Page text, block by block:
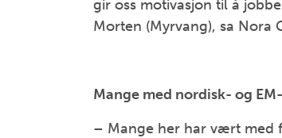
gir oss motivasjon til å
Morten (Myrvang), sa Nora
Mange med nordisk- og
– Mange her har vært med